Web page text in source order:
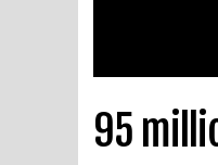
95